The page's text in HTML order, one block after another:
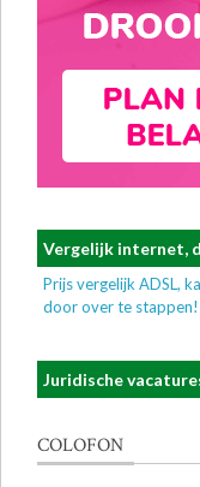
Vergelijk internet,
Prijs vergelijk ADSL,
door over te stappen!
Juridische
COLOFON